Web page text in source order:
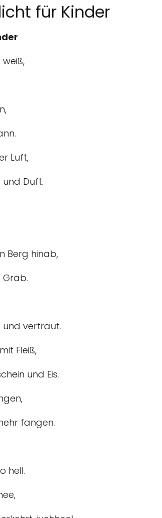
für Kinder
Luft,
Duft.
Berg hinab,
Grab.
und vertraut.
Fleiß,
und Eis.
fangen.
hell.